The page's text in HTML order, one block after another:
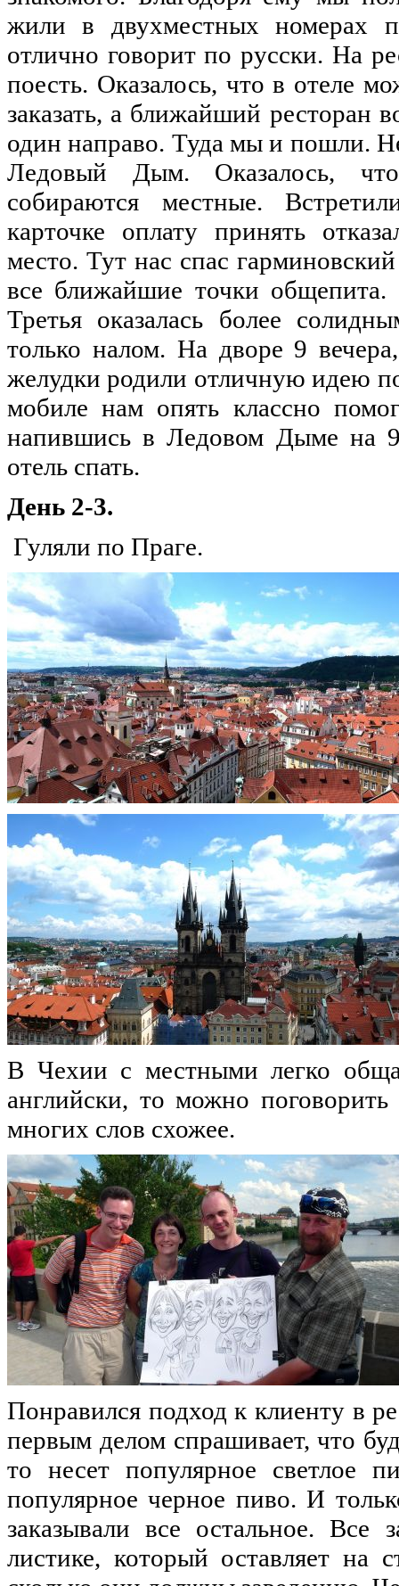
жили в двухместных номерах
отлично говорит по русски. На
поесть. Оказалось, что в отеле
заказать, а ближайший ресторан
один направо. Туда мы и пошли.
Ледовый Дым. Оказалось,
собираются местные.
карточке оплату принять
место. Тут нас спас
все ближайшие точки общепита.
Третья оказалась более
только налом. На дворе 9
желудки родили отличную идею
мобиле нам опять классно
напившись в Ледовом Дыме на
отель спать.
День 2-3.
Гуляли по Праге.
В Чехии с местными легко
английски, то можно
многих слов схожее.
Понравился подход к клиенту в
первым делом спрашивает, что
то несет популярное светлое
популярное черное пиво. И
заказывали все остальное. Все
листике, который оставляет на